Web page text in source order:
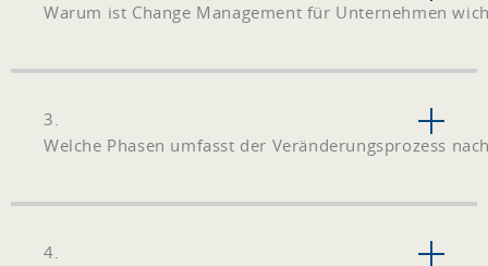
Warum ist Change Management für Unternehmen
3.
Welche Phasen umfasst der Veränderungsprozess
4.